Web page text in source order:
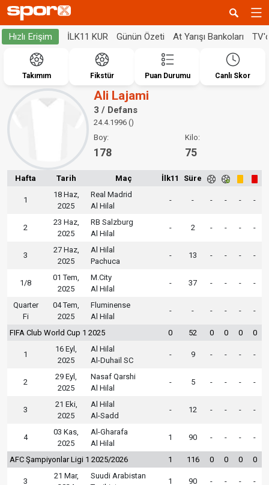
Hızlı Erişim İLK11 KUR Günün Özeti At Yarışı Bankoları
Takımım Fikstür Puan Durumu Canlı Skor
Ali Lajami
3 / Defans
24.4.1996 ()
Boy:
178
Kilo:
75
Hafta Tarih Maç İlk11 Süre
1
18 Haz,
2025
Real Madrid
Al Hilal
- - - - - -
2
23 Haz,
2025
RB Salzburg
Al Hilal
- 2 - - - -
3
27 Haz,
2025
Al Hilal
Pachuca
- 13 - - - -
1/8
01 Tem,
2025
M.City
Al Hilal
- 37 - - - -
Quarter
Fi
04 Tem,
2025
Fluminense
Al Hilal
- - - - - -
FIFA Club World Cup 1 2025 0 52 0 0 0 0
1
16 Eyl,
2025
Al Hilal
Al-Duhail SC
- 9 - - - -
2
29 Eyl,
2025
Nasaf Qarshi
Al Hilal
- 5 - - - -
3
21 Eki,
2025
Al Hilal
Al-Sadd
- 12 - - - -
4
03 Kas,
2025
Al-Gharafa
Al Hilal
1 90 - - - -
AFC Şampiyonlar Ligi 1 2025/2026 1 116 0 0 0 0
3
21 Mar,
Suudi Arabistan
1 90 - - - -